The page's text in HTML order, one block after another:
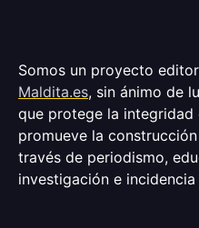
Somos un proyecto
Maldita.es, sin ánimo de
que protege la
promueve la
través de periodismo,
investigación e